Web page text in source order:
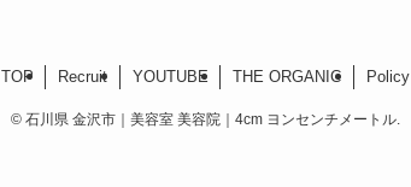
TOP Recruit YOUTUBE THE ORGANIC Policy
©石川県 金沢市｜美容室 美容院｜4cm ヨンセンチメートル.